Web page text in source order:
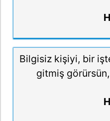
Bilgisiz kişiyi, bir
gitmiş